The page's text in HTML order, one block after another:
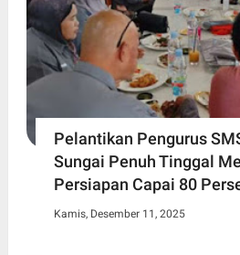
Pelantikan Pengurus
Sungai Penuh Tinggal
Persiapan Capai 80
Kamis, Desember 11, 2025